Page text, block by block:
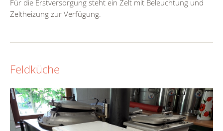
Für die Erstversorgung steht ein Zelt mit Beleuchtung und
Zeltheizung zur Verfügung.
Feldküche